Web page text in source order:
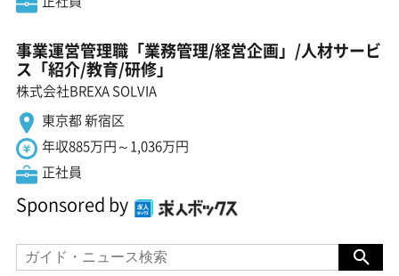
事業運営管理職「業務管理/経営企画」/人材サービ
ス「紹介/教育/研修」
株式会社BREXA SOLVIA
東京都 新宿区
年収885万円～1,036万円
正社員
Sponsored by